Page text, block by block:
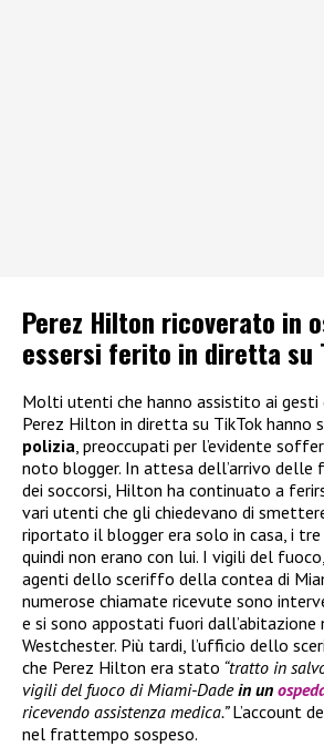
Perez Hilton ricoverato in
essersi ferito in diretta su
Molti utenti che hanno assistito ai gesti
Perez Hilton in diretta su TikTok hanno
polizia, preoccupati per l’evidente
noto blogger. In attesa dell’arrivo delle
dei soccorsi, Hilton ha continuato a
vari utenti che gli chiedevano di
riportato il blogger era solo in casa, i
quindi non erano con lui. I vigili del
agenti dello sceriffo della contea di
numerose chiamate ricevute sono
e si sono appostati fuori dall’abitazione
Westchester. Più tardi, l’ufficio dello
che Perez Hilton era stato “tratto in
vigili del fuoco di Miami-Dadein un
ricevendo assistenza medica.”L’account
nel frattempo sospeso.